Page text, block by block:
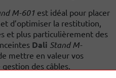
M-601est idéal pour placer
d’optimiser la restitution,
et plus particulièrement des
Dali Stand M-
mettre en valeur vos
des câbles.